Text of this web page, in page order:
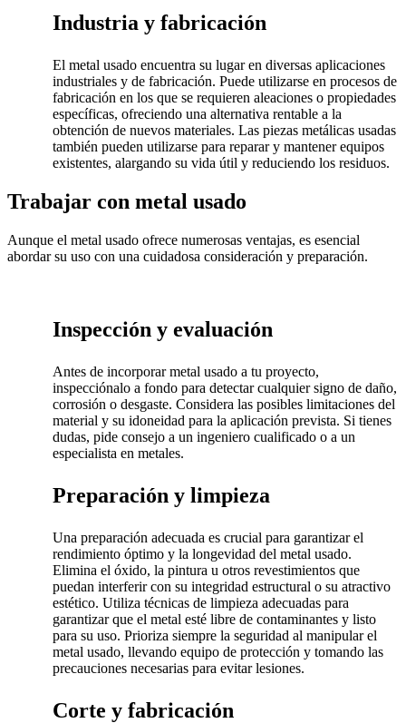
Industria y fabricación
El metal usado encuentra su lugar en diversas aplicaciones
industriales y de fabricación. Puede utilizarse en procesos de
fabricación en los que se requieren aleaciones o propiedades
específicas, ofreciendo una alternativa rentable a la
obtención de nuevos materiales. Las piezas metálicas usadas
también pueden utilizarse para reparar y mantener equipos
existentes, alargando su vida útil y reduciendo los residuos.
Trabajar con metal usado
Aunque el metal usado ofrece numerosas ventajas, es esencial
abordar su uso con una cuidadosa consideración y preparación.
Inspección y evaluación
Antes de incorporar metal usado a tu proyecto,
inspecciónalo a fondo para detectar cualquier signo de daño,
corrosión o desgaste. Considera las posibles limitaciones del
material y su idoneidad para la aplicación prevista. Si tienes
dudas, pide consejo a un ingeniero cualificado o a un
especialista en metales.
Preparación y limpieza
Una preparación adecuada es crucial para garantizar el
rendimiento óptimo y la longevidad del metal usado.
Elimina el óxido, la pintura u otros revestimientos que
puedan interferir con su integridad estructural o su atractivo
estético. Utiliza técnicas de limpieza adecuadas para
garantizar que el metal esté libre de contaminantes y listo
para su uso. Prioriza siempre la seguridad al manipular el
metal usado, llevando equipo de protección y tomando las
precauciones necesarias para evitar lesiones.
Corte y fabricación